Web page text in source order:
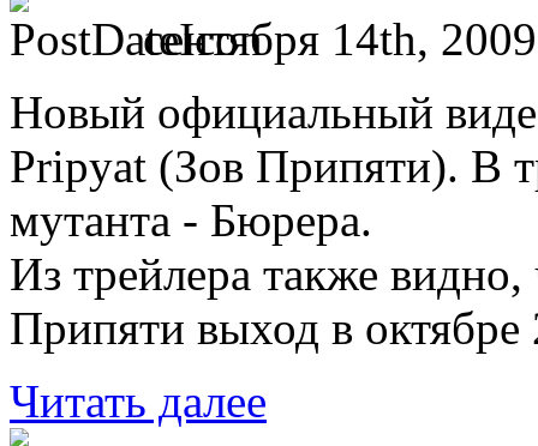
сентября 14th,
Новый официальный
Pripyat (Зов Припяти). В
мутанта - Бюрера.
Из трейлера также
Припяти выход в октябре
Читать далее